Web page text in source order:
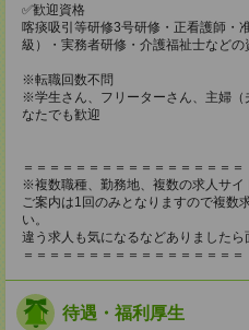
✅歓迎資格
喀痰吸引等研修3号研修・正看護師・
級）・実務者研修・介護福祉士など
※転職回数不問
※学生さん、フリーターさん、主婦
なたでも歓迎
＝＝＝＝＝＝＝＝＝＝＝＝＝＝＝＝＝
※複数職種、勤務地、複数の求人サ
ご案内は1回のみとなりますので複数
い。
違う求人も気になるなどありましたら
＝＝＝＝＝＝＝＝＝＝＝＝＝＝＝＝＝
待遇・福利厚生